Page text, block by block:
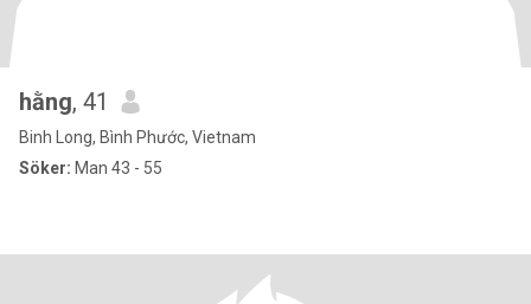
hằng, 41
Binh Long, Bình Phước, Vietnam
Söker: Man 43 - 55